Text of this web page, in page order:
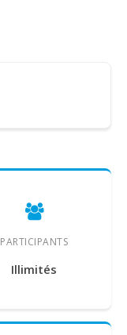
PARTICIPANTS
Illimités